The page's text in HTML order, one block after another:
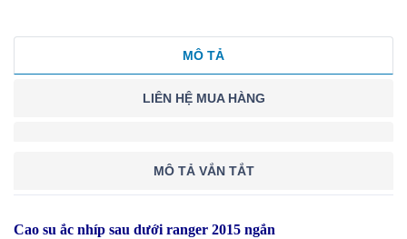
MÔ TẢ
LIÊN HỆ MUA HÀNG
MÔ TẢ VẮN TẮT
Cao su ắc nhíp sau dưới ranger 2015 ngắn